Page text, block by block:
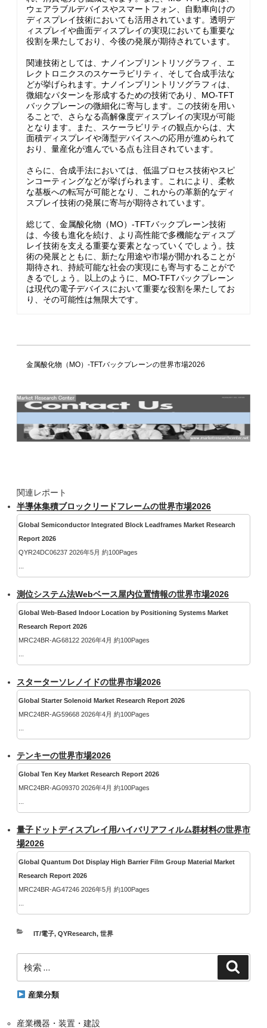
ウェアラブルデバイスやスマートフォン、自動車向けの
ディスプレイ技術においても活用されています。透明デ
ィスプレイや曲面ディスプレイの実現においても重要な
役割を果たしており、今後の発展が期待されています。
関連技術としては、ナノインプリントリソグラフィ、エ
レクトロニクスのスケーラビリティ、そして合成手法な
どが挙げられます。ナノインプリントリソグラフィは、
微細なパターンを形成するための技術であり、MO-TFT
バックプレーンの微細化に寄与します。この技術を用い
ることで、さらなる高解像度ディスプレイの実現が可能
となります。また、スケーラビリティの観点からは、大
面積ディスプレイや薄型デバイスへの応用が進められて
おり、量産化が進んでいる点も注目されています。
さらに、合成手法においては、低温プロセス技術やスピ
ンコーティングなどが挙げられます。これにより、柔軟
な基板への転写が可能となり、これからの革新的なディ
スプレイ技術の発展に寄与が期待されています。
総じて、金属酸化物（MO）-TFTバックプレーン技術
は、今後も進化を続け、より高性能で多機能なディスプ
レイ技術を支える重要な要素となっていくでしょう。技
術の発展とともに、新たな用途や市場が開かれることが
期待され、持続可能な社会の実現にも寄与することがで
きるでしょう。以上のように、MO-TFTバックプレーン
は現代の電子デバイスにおいて重要な役割を果たしてお
り、その可能性は無限大です。
金属酸化物（MO）-TFTバックプレーンの世界市場2026
関連レポート
半導体集積ブロックリードフレームの世界市場2026
Global Semiconductor Integrated Block Leadframes Market Research
Report 2026
QYR24DC06237 2026年5月 約100Pages
測位システム法Webベース屋内位置情報の世界市場2026
Global Web-Based Indoor Location by Positioning Systems Market
Research Report 2026
MRC24BR-AG68122 2026年4月 約100Pages
スターターソレノイドの世界市場2026
Global Starter Solenoid Market Research Report 2026
MRC24BR-AG59668 2026年4月 約100Pages
テンキーの世界市場2026
Global Ten Key Market Research Report 2026
MRC24BR-AG09370 2026年4月 約100Pages
量子ドットディスプレイ用ハイバリアフィルム群材料の世界市
場2026
Global Quantum Dot Display High Barrier Film Group Material Market
Research Report 2026
MRC24BR-AG47246 2026年5月 約100Pages
カ
リ
IT/電子, QYResearch, 世界
索:
産業分類
産業機器・装置・建設